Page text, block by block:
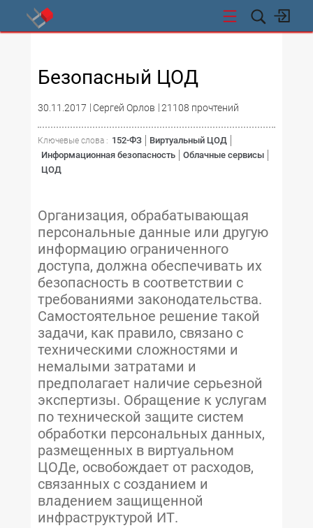
Безопасный ЦОД
30.11.2017 Сергей Орлов 21108 прочтений
Ключевые слова : 152-ФЗ
Виртуальный ЦОД
Информационная безопасность
Облачные сервисы
ЦОД
Организация, обрабатывающая
персональные данные или другую
информацию ограниченного
доступа, должна обеспечивать их
безопасность в соответствии с
требованиями законодательства.
Самостоятельное решение такой
задачи, как правило, связано с
техническими сложностями и
немалыми затратами и
предполагает наличие серьезной
экспертизы. Обращение к услугам
по технической защите систем
обработки персональных данных,
размещенных в виртуальном
ЦОДе, освобождает от расходов,
связанных с созданием и
владением защищенной
инфраструктурой ИТ.